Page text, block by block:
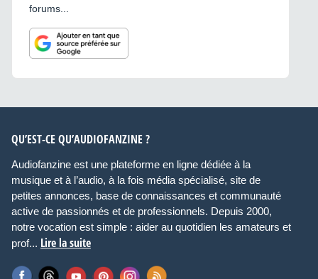
forums...
QU’EST-CE QU’AUDIOFANZINE ?
Audiofanzine est une plateforme en ligne dédiée à la
musique et à l’audio, à la fois média spécialisé, site de
petites annonces, base de connaissances et communauté
active de passionnés et de professionnels. Depuis 2000,
notre vocation est simple : aider au quotidien les amateurs et
prof... Lire la suite